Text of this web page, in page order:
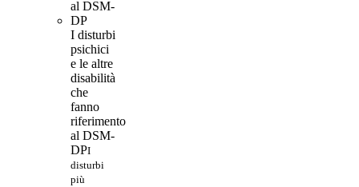
I disturbi
psichici
e le altre
disabilità
che
fanno
riferimento
al DSM-
DPI
disturbi
più